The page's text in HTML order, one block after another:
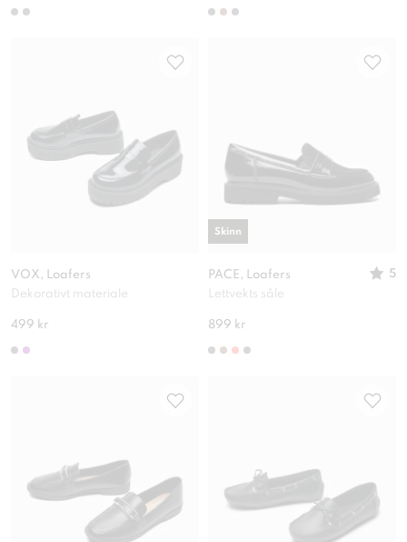
VOX, Loafers
Dekorativt materiale
499 kr
PACE, Loafers
5
Lettvekts såle
899 kr
Skinn